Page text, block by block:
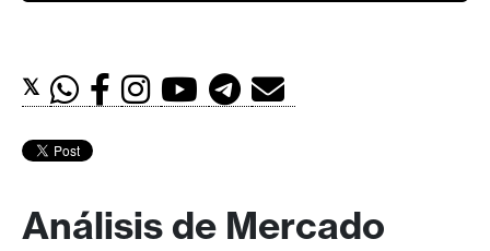
𝕏
Análisis de Mercado